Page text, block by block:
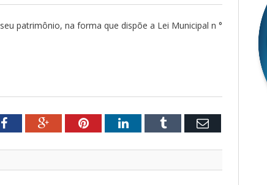
patrimônio, na forma que dispõe a Lei Municipal n °
FacebookGoogle+PinterestLinkedInTumblr Email